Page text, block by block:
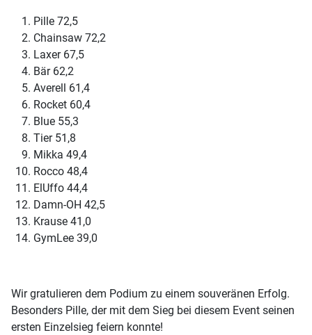
Pille 72,5
Chainsaw 72,2
Laxer 67,5
Bär 62,2
Averell 61,4
Rocket 60,4
Blue 55,3
Tier 51,8
Mikka 49,4
Rocco 48,4
ElUffo 44,4
Damn-OH 42,5
Krause 41,0
GymLee 39,0
Wir gratulieren dem Podium zu einem souveränen Erfolg.
Besonders Pille, der mit dem Sieg bei diesem Event seinen
ersten Einzelsieg feiern konnte!